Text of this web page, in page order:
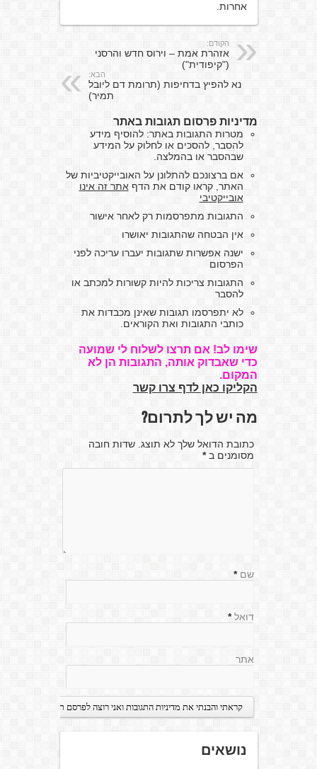
אחרות.
הקודם:
אזהרת אמת – וירוס חדש והרסני
("קיפודית")
הבא:
נא להפיץ בדחיפות (תרומת דם ליובל
תמיר)
מדיניות פרסום תגובות באתר
מטרות התגובות באתר: להוסיף מידע
להסבר, להסכים או לחלוק על המידע
שבהסבר או בהמלצה.
אם ברצונכם להתלונן על האובייקטיביות של
האתר, קראו קודם את הדףאתר זה אינו
אובייקטיבי
התגובות מתפרסמות רק לאחר אישור
אין הבטחה שהתגובות יאושרו
ישנה אפשרות שתגובות יעברו עריכה לפני
הפרסום
התגובות צריכות להיות קשורות למכתב או
להסבר
לא יתפרסמו תגובות שאינן מכבדות את
כותבי התגובות ואת הקוראים.
שימו לב! אם תרצו לשלוח לי שמועה
כדי שאבדוק אותה, התגובות הן לא
המקום.
הקליקו כאן לדף צרו קשר
מה יש לך לתרום?
כתובת הדואל שלך לא תוצג. שדות חובה
מסומנים ב*
שם *
דואל *
אתר
נושאים